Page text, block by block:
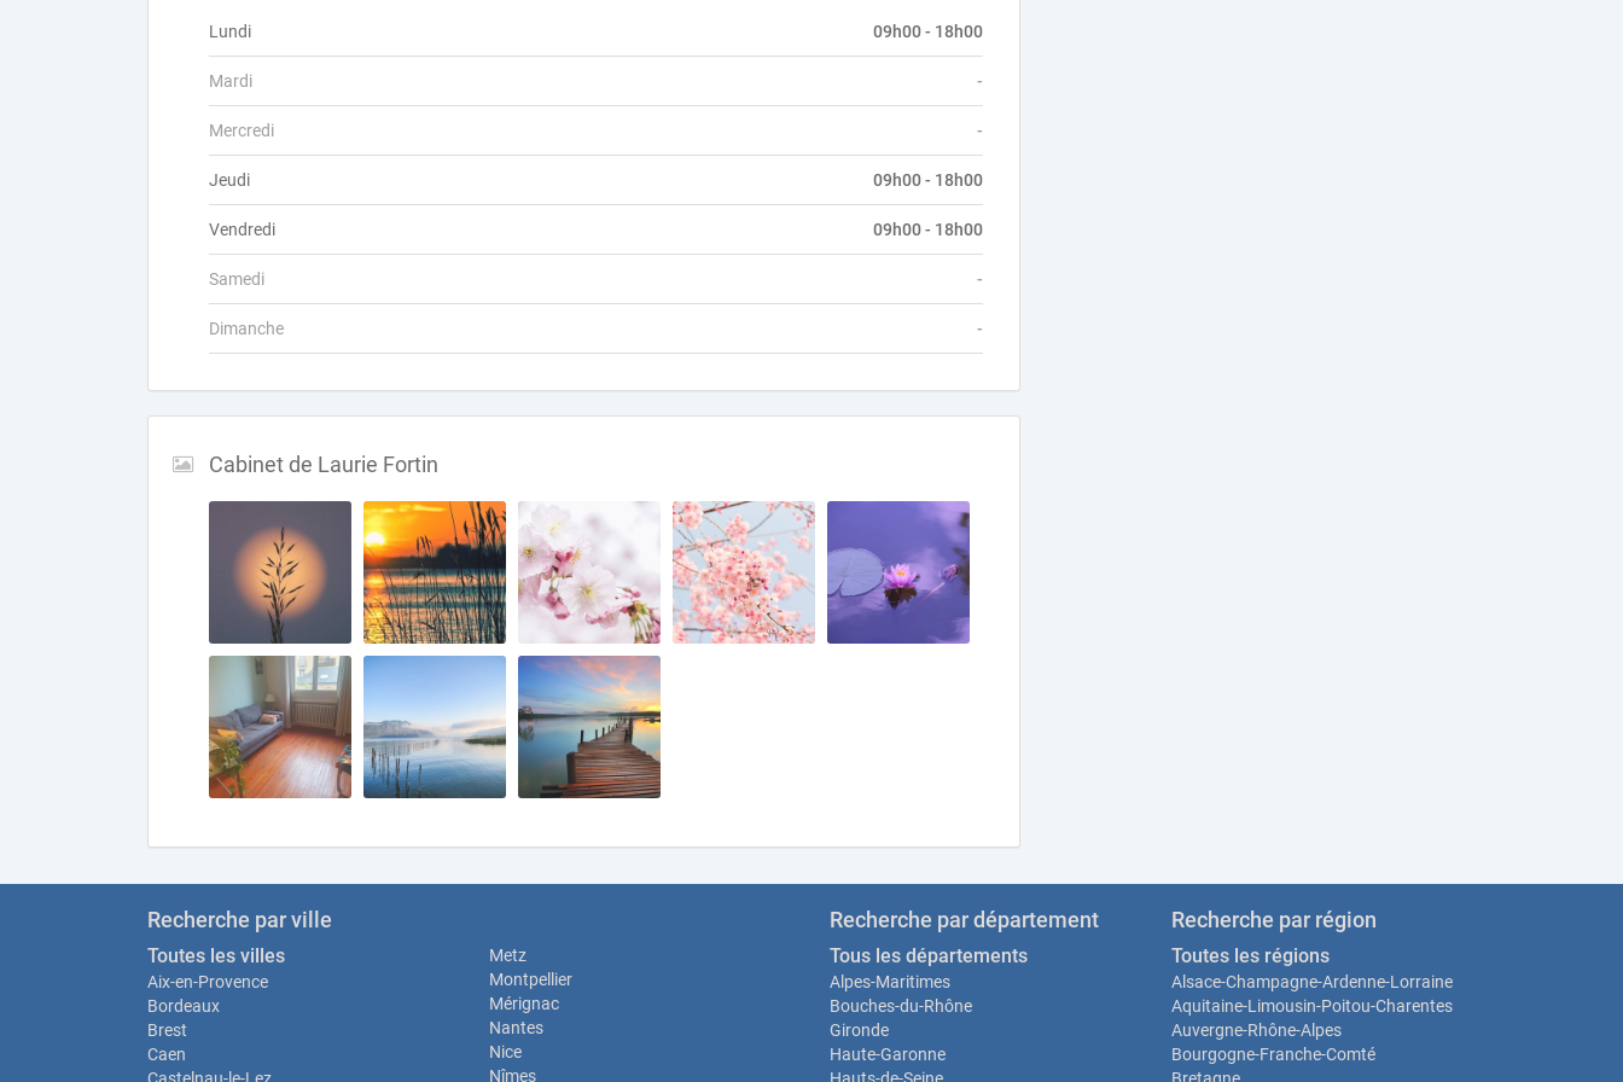
Lundi 09h00 - 18h00
Mardi -
Mercredi -
Jeudi 09h00 - 18h00
Vendredi 09h00 - 18h00
Samedi -
Dimanche -
Cabinet de Laurie Fortin
Recherche par ville
Toutes les villes
Aix-en-Provence
Bordeaux
Brest
Caen
Metz
Montpellier
Mérignac
Nantes
Nice
Nîmes
Recherche par département
Tous les départements
Alpes-Maritimes
Bouches-du-Rhône
Gironde
Haute-Garonne
Recherche par région
Toutes les régions
Alsace-Champagne-Ardenne-Lorraine
Aquitaine-Limousin-Poitou-Charentes
Auvergne-Rhône-Alpes
Bourgogne-Franche-Comté